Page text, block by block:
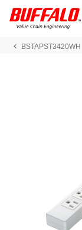
BSTAPST3420WH